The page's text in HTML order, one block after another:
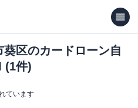
区のカードローン自
(1件)
ています